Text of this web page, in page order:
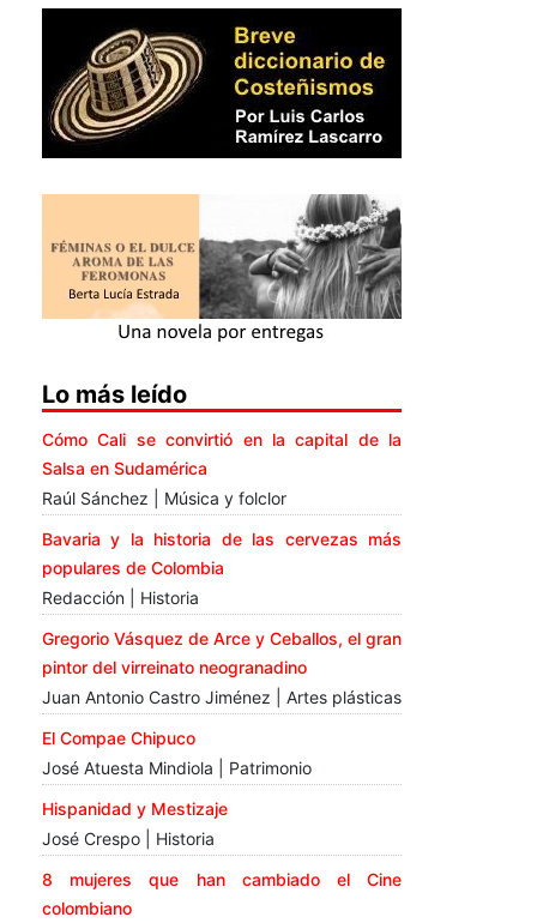
Lo más leído
Cómo Cali se convirtió en la capital de la
Salsa en Sudamérica
Raúl Sánchez | Música y folclor
Bavaria y la historia de las cervezas más
populares de Colombia
Redacción | Historia
Gregorio Vásquez de Arce y Ceballos, el gran
pintor del virreinato neogranadino
Juan Antonio Castro Jiménez | Artes plásticas
El Compae Chipuco
José Atuesta Mindiola | Patrimonio
Hispanidad y Mestizaje
José Crespo | Historia
8 mujeres que han cambiado el Cine
colombiano